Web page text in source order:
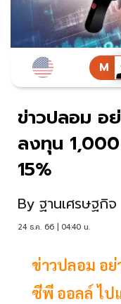
ข่าวปลอม อ
ลงทุน
15%
By ฐานเศรษฐกิจ
24 ธ.ค. 66 | 04:40 น.
ข่าวปลอม อ
ซีพี ออลล์ ไป